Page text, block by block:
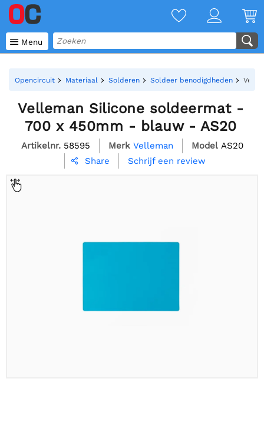
 Menu
Opencircuit Materiaal Solderen Soldeer benodigdheden
Velleman Silicone soldeermat -
700 x 450mm - blauw - AS20
Artikelnr. 58595 Merk Velleman Model AS20
 Share Schrijf een review